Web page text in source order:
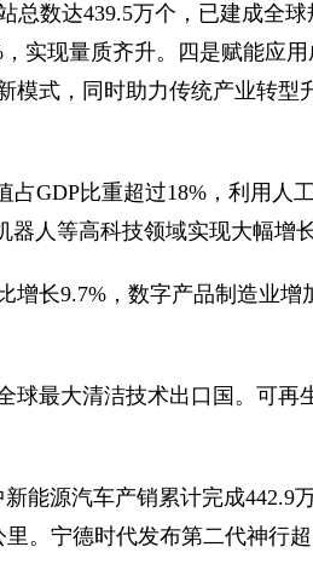
数达439.5万个，已建成全
实现量质齐升。四是赋能应
式，同时助力传统产业转型
GDP比重超过18%，利用人
人等高科技领域实现大幅增长
长9.7%，数字产品制造业增
最大清洁技术出口国。可再
源汽车产销累计完成442.9
。宁德时代发布第二代神行